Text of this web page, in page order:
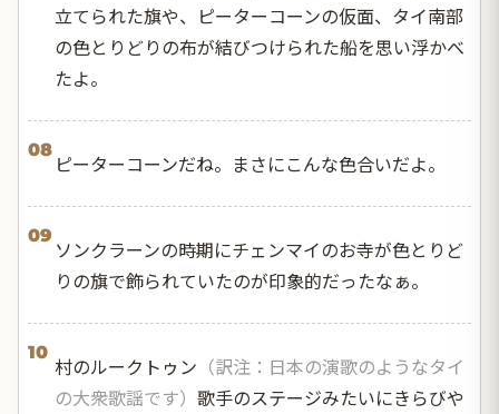
立てられた旗や、ピーターコーンの仮面、タイ南部
の色とりどりの布が結びつけられた船を思い浮かべ
たよ。
08
ピーターコーンだね。まさにこんな色合いだよ。
09
ソンクラーンの時期にチェンマイのお寺が色とりど
りの旗で飾られていたのが印象的だったなぁ。
10
村のルークトゥン （訳注：日本の演歌のようなタイ
の大衆歌謡です） 歌手のステージみたいにきらびや